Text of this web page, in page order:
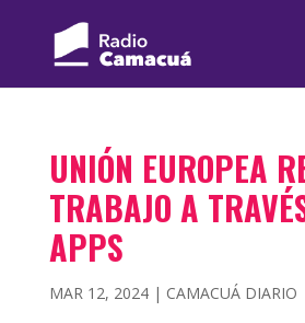
UNIÓN EUROPEA
TRABAJO A
APPS
MAR 12, 2024| CAMACUÁ DIARIO